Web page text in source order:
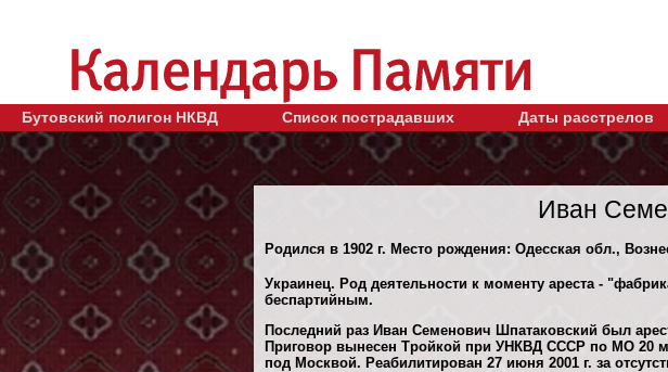
Бутовский полигон НКВД Список пострадавших Даты расстрелов
Иван
Родился в 1902 г. Место рождения: Одесская обл.,
Украинец. Род деятельности к моменту ареста -
беспартийным.
Последний раз Иван Семенович Шпатаковский был
Приговор вынесен Тройкой при УНКВД СССР по МО 20
под Москвой. Реабилитирован 27 июня 2001 г. за